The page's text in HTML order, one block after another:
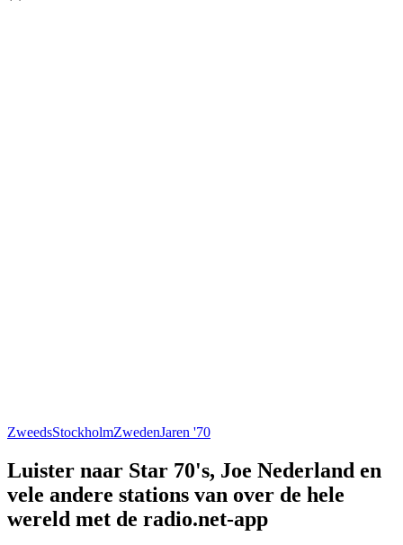
ZweedsStockholmZwedenJaren '70
Luister naar Star 70's, Joe Nederland en
vele andere stations van over de hele
wereld met de radio.net-app